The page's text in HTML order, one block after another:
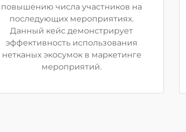
повышению числа участников на
последующих мероприятиях.
Данный кейс демонстрирует
эффективность использования
нетканых экосумок в маркетинге
мероприятий.